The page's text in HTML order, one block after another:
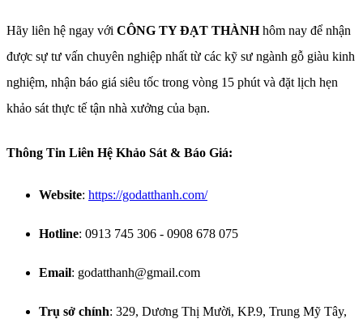
Hãy liên hệ ngay với CÔNG TY ĐẠT THÀNHhôm nay để nhận
được sự tư vấn chuyên nghiệp nhất từ các kỹ sư ngành gỗ giàu kinh
nghiệm, nhận báo giá siêu tốc trong vòng 15 phút và đặt lịch hẹn
khảo sát thực tế tận nhà xưởng của bạn.
Thông Tin Liên Hệ Khảo Sát & Báo Giá:
Website: https://godatthanh.com/
Hotline: 0913 745 306 - 0908 678 075
Email: godatthanh@gmail.com
Trụ sở chính: 329, Dương Thị Mười, KP.9, Trung Mỹ Tây,